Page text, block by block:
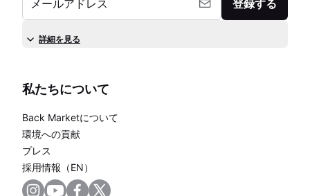
メールアドレス 登録する
詳細を見る
私たちについて
Back Marketについて
環境への貢献
プレス
採用情報（EN）